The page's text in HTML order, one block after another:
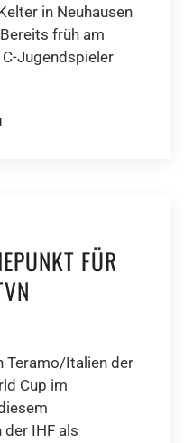
in Neuhausen
früh am
Jugendspieler
FÜR
Teramo/Italien der
Cup im
der IHF als